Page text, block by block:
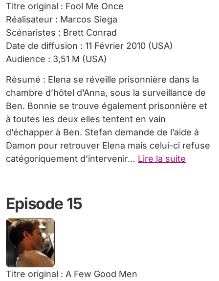
Titre original : Fool Me Once
Réalisateur : Marcos Siega
Scénaristes : Brett Conrad
Date de diffusion : 11 Février 2010 (USA)
Audience : 3,51 M (USA)
Résumé : Elena se réveille prisonnière dans la
chambre d’hôtel d’Anna, sous la surveillance de
Ben. Bonnie se trouve également prisonnière et
à toutes les deux elles tentent en vain
d’échapper à Ben. Stefan demande de l’aide à
Damon pour retrouver Elena mais celui-ci refuse
catégoriquement d’intervenir… Lire la suite
Episode 15
Titre original : A Few Good Men